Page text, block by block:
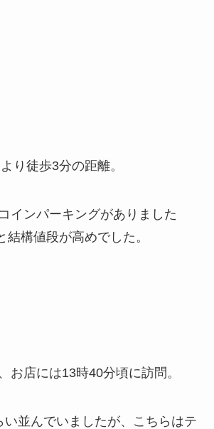
り徒歩3分の距離。
インパーキングがありました
結構値段が高めでした。
お店には13時40分頃に訪問。
い並んでいましたが、こちらはテ